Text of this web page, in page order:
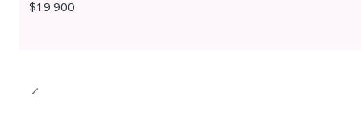
$19.900